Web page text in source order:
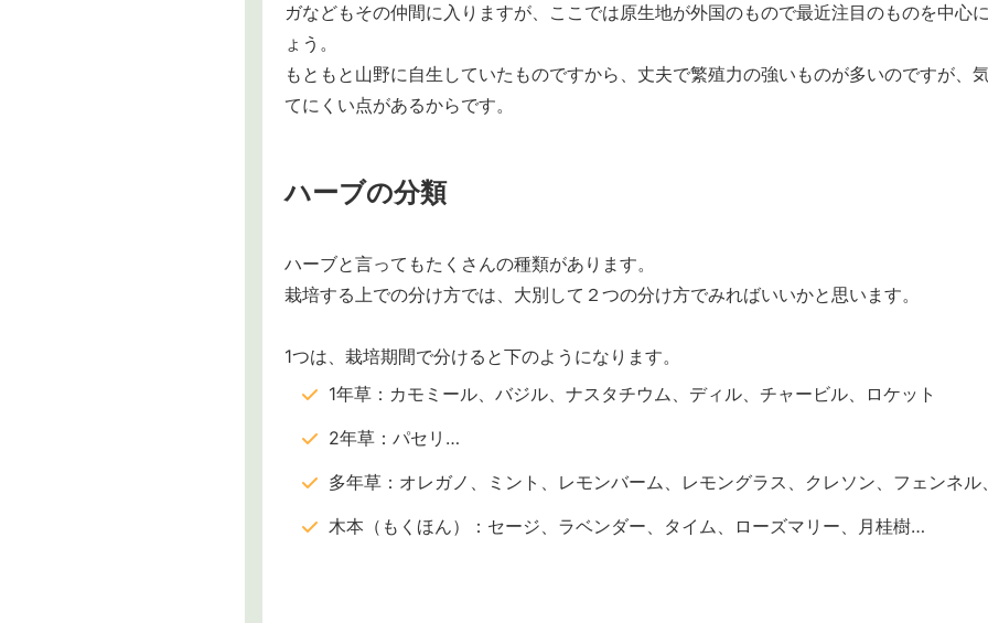
ガなどもその仲間に入りますが、ここでは原生地が外国のもので最近注目のものを中心
ょう。
もともと山野に自生していたものですから、丈夫で繁殖力の強いものが多いのですが、
てにくい点があるからです。
ハーブの分類
ハーブと言ってもたくさんの種類があります。
栽培する上での分け方では、大別して２つの分け方でみればいいかと思います。
1つは、栽培期間で分けると下のようになります。
1年草：カモミール、バジル、ナスタチウム、ディル、チャービル、ロケット
2年草：パセリ…
多年草：オレガノ、ミント、レモンバーム、レモングラス、クレソン、フェンネ
木本（もくほん）：セージ、ラベンダー、タイム、ローズマリー、月桂樹…